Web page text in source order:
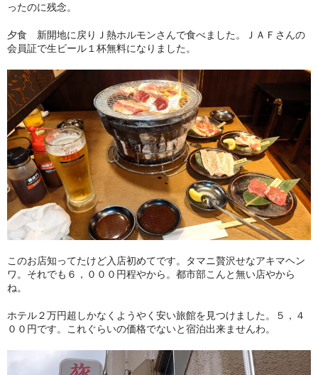
ったのに残念。
夕食 新開地に戻りＪ熱ホルモンさんで食べました。ＪＡＦさんの
会員証で生ビール１杯無料になりました。
このお店知ってたけど入店初めてです。タマニ贅沢せなアキマヘン
ワ。それでも６，０００円程やから。都市部こんと無い店やから
ね。
ホテル２万円超しかなくようやく安い旅館を見つけました。５，４
００円です。これぐらいの価格でないと宿泊出来ませんわ。